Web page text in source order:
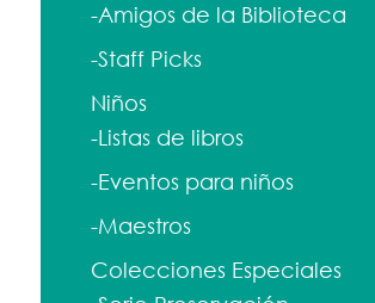
-Amigos de la Biblioteca
-Staff Picks
Niños
-Listas de libros
-Eventos para niños
-Maestros
Colecciones Especiales